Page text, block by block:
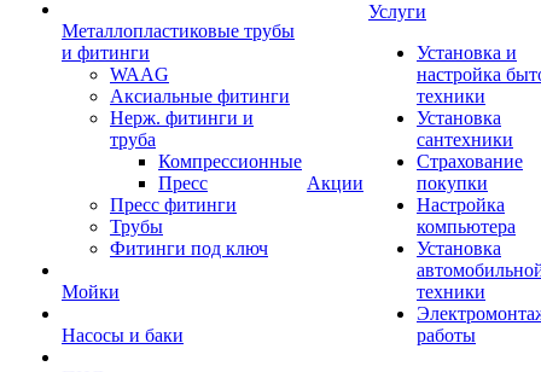
Металлопластиковые трубы
и фитинги
WAAG
Аксиальные фитинги
Нерж. фитинги и
труба
Компрессионные
Пресс
Пресс фитинги
Трубы
Фитинги под ключ
Мойки
Насосы и баки
Акции
Услуги
Установка и
настройка
техники
Установка
сантехники
Страхование
покупки
Настройка
компьютера
Установка
техники
работы